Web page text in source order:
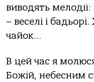
виводять
– веселі і
чайок…
В цей час я
Божій, небесним